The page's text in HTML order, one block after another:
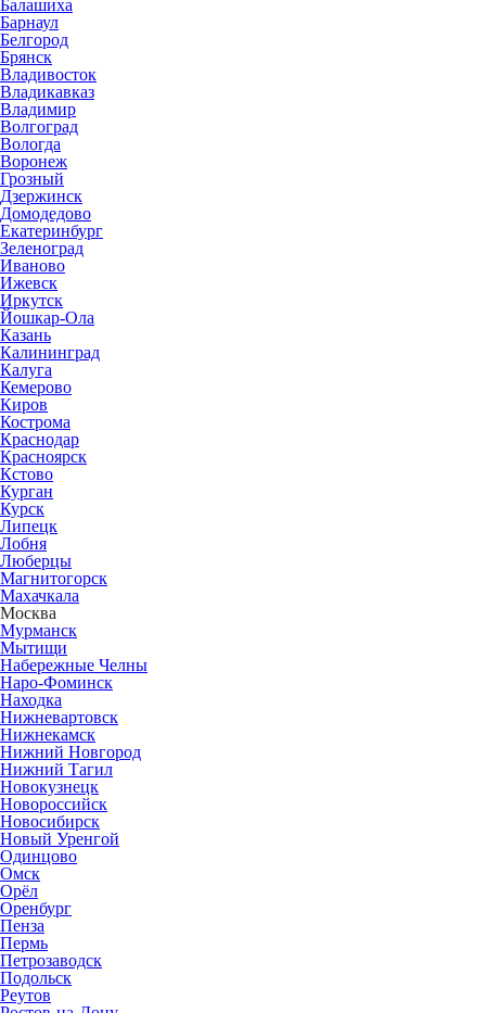
Балашиха
Барнаул
Белгород
Брянск
Владивосток
Владикавказ
Владимир
Волгоград
Вологда
Воронеж
Грозный
Дзержинск
Домодедово
Екатеринбург
Зеленоград
Иваново
Ижевск
Иркутск
Йошкар-Ола
Казань
Калининград
Калуга
Кемерово
Киров
Кострома
Краснодар
Красноярск
Кстово
Курган
Курск
Липецк
Лобня
Люберцы
Магнитогорск
Махачкала
Москва
Мурманск
Мытищи
Набережные Челны
Наро-Фоминск
Находка
Нижневартовск
Нижнекамск
Нижний Новгород
Нижний Тагил
Новокузнецк
Новороссийск
Новосибирск
Новый Уренгой
Одинцово
Омск
Орёл
Оренбург
Пенза
Пермь
Петрозаводск
Подольск
Реутов